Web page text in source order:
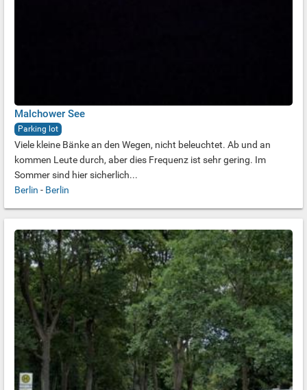
Malchower See
Parking lot
Viele kleine Bänke an den Wegen, nicht beleuchtet. Ab und an
kommen Leute durch, aber dies Frequenz ist sehr gering. Im
Sommer sind hier sicherlich...
Berlin - Berlin